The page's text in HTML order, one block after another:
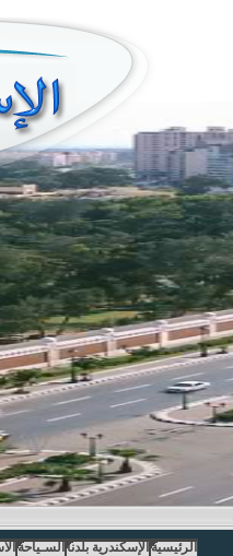
الرئيسية الإسكندرية بلدنا السـياحة